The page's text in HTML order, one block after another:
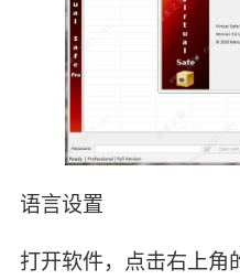
语言设置
打开软件，点击右上角